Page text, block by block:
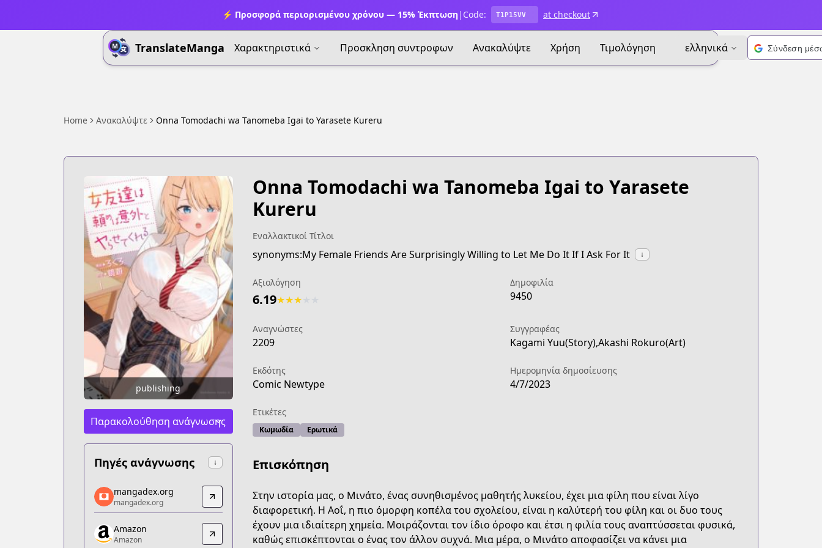
⚡ Προσφορά περιορισμένου χρόνου — 15% Έκπτωση| Code: T1P15VV at checkout
TranslateManga Χαρακτηριστικά Προσκληση συντροφων Ανακαλύψτε Χρήση Τιμολόγηση ελληνικά
Home Ανακαλύψτε Onna Tomodachi wa Tanomeba Igai to Yarasete Kureru
publishing
Παρακολούθηση ανάγνωσης
Πηγές ανάγνωσης ↓
mangadex.org
mangadex.org
https://mangadex.org/title/dd4b0070-b511-4f7f-ba06-64c307ac4a8d
Amazon
mangadex.org
mangadex.org
Amazon
Amazon
Onna Tomodachi wa Tanomeba Igai to Yarasete
Kureru
Εναλλακτικοί Τίτλοι
synonyms:My Female Friends Are Surprisingly Willing to Let Me Do It If I Ask For It ↓
Αξιολόγηση
6.19★★★
Δημοφιλία
9450
Αναγνώστες
2209
Συγγραφέας
Kagami Yuu(Story),Akashi Rokuro(Art)
Εκδότης
Comic Newtype
Ημερομηνία δημοσίευσης
4/7/2023
Ετικέτες
Κωμωδία Ερωτικά
Επισκόπηση
Στην ιστορία μας, ο Μινάτο, ένας συνηθισμένος μαθητής λυκείου, έχει μια φίλη που είναι λίγο
διαφορετική. Η Αοΐ, η πιο όμορφη κοπέλα του σχολείου, είναι η καλύτερή του φίλη και οι δυο τους
έχουν μια ιδιαίτερη χημεία. Μοιράζονται τον ίδιο όροφο και έτσι η φιλία τους αναπτύσσεται φυσικά,
καθώς επισκέπτονται ο ένας τον άλλον συχνά. Μια μέρα, ο Μινάτο αποφασίζει να κάνει μια